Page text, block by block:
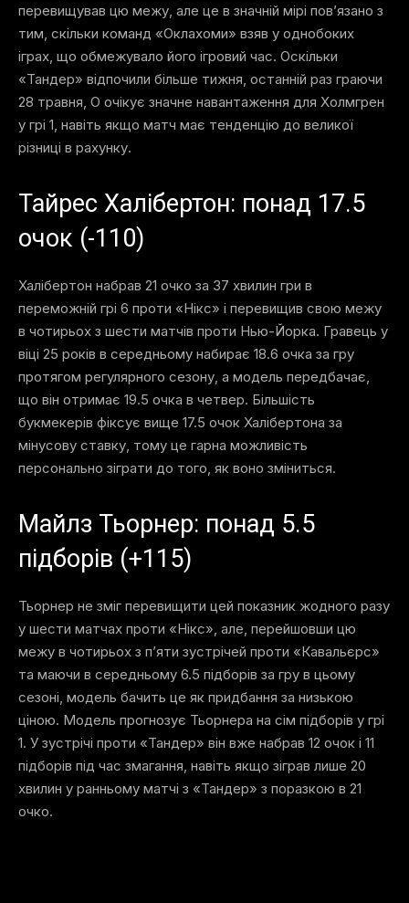
перевищував цю межу, але це в значній мірі пов’язано з
тим, скільки команд «Оклахоми» взяв у однобоких
іграх, що обмежувало його ігровий час. Оскільки
«Тандер» відпочили більше тижня, останній раз граючи
28 травня, О очікує значне навантаження для Холмгрен
у грі 1, навіть якщо матч має тенденцію до великої
різниці в рахунку.
Тайрес Халібертон: понад 17.5
очок (-110)
Халібертон набрав 21 очко за 37 хвилин гри в
переможній грі 6 проти «Нікс» і перевищив свою межу
в чотирьох з шести матчів проти Нью-Йорка. Гравець у
віці 25 років в середньому набирає 18.6 очка за гру
протягом регулярного сезону, а модель передбачає,
що він отримає 19.5 очка в четвер. Більшість
букмекерів фіксує вище 17.5 очок Халібертона за
мінусову ставку, тому це гарна можливість
персонально зіграти до того, як воно зміниться.
Майлз Тьорнер: понад 5.5
підборів (+115)
Тьорнер не зміг перевищити цей показник жодного разу
у шести матчах проти «Нікс», але, перейшовши цю
межу в чотирьох з п’яти зустрічей проти «Кавальєрс»
та маючи в середньому 6.5 підборів за гру в цьому
сезоні, модель бачить це як придбання за низькою
ціною. Модель прогнозує Тьорнера на сім підборів у грі
1. У зустрічі проти «Тандер» він вже набрав 12 очок і 11
підборів під час змагання, навіть якщо зіграв лише 20
хвилин у ранньому матчі з «Тандер» з поразкою в 21
очко.